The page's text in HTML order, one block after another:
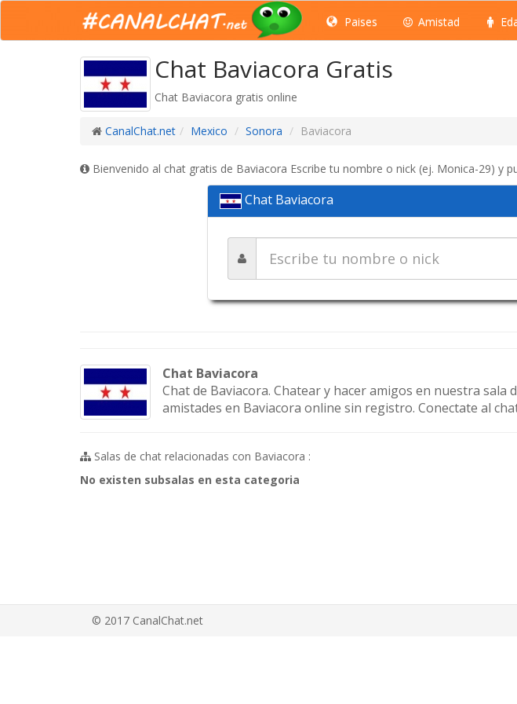
Paises Amistad
Chat Baviacora Gratis
Chat Baviacora gratis online
CanalChat.net Mexico Sonora Baviacora
Bienvenido al chat gratis de Baviacora Escribe tu nombre o nick (ej. Monica-29) y
Chat Baviacora
Chat Baviacora
Chat de Baviacora. Chatear y hacer amigos en nuestra
amistades en Baviacora online sin registro. Conectate al
Salas de chat relacionadas con Baviacora :
No existen subsalas en esta categoria
© 2017 CanalChat.net